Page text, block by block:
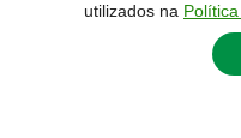
utilizados na